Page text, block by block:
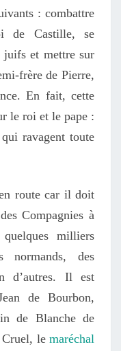
: combattre
de Castille, se
juifs et mettre sur
frère de Pierre,
En fait, cette
le roi et le pape :
qui ravagent toute
route car il doit
Compagnies à
milliers
normands, des
d’autres. Il est
de Bourbon,
de Blanche de
Cruel, le maréchal